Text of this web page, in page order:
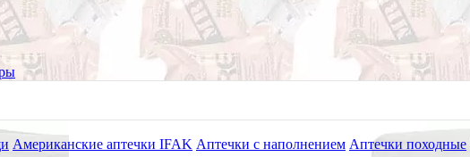
Американские аптечки IFAK Аптечки с наполнением Аптечки походные